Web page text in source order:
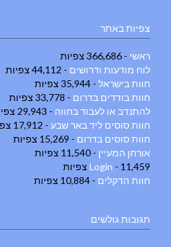
צפיות באתר
ראשי - 366,686 צפיות
לוח מודעות ודרושים - 44,112 צפיות
חוות בישראל - 35,944 צפיות
חוות בודדים בדרום - 33,778 צפיות
להתנדב או לעבוד בחווה - 29,943 צפיות
חוות סוסים ליד באר שבע - 17,912 צפיות
חוות סוסים בדרום - 15,269 צפיות
אורחן המעיין - 11,540 צפיות
Login - 11,459 צפיות
חוות הדקלים - 10,884 צפיות
תגובות גולשים